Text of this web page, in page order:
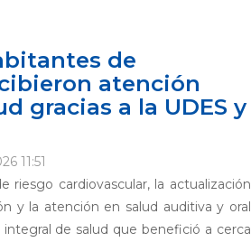
de
atención
gracias a la UDES y
11:51
riesgo cardiovascular, la actualización
y la atención en salud auditiva y oral
de salud que benefició a cerca